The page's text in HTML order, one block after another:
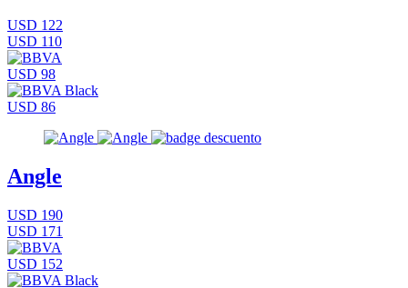
USD 122
USD 110
USD 98
USD 86
Angle
USD 190
USD 171
USD 152